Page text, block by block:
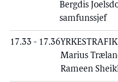
Bergdis
samfunssjef
17.33 - 17.36
Marius
Rameen